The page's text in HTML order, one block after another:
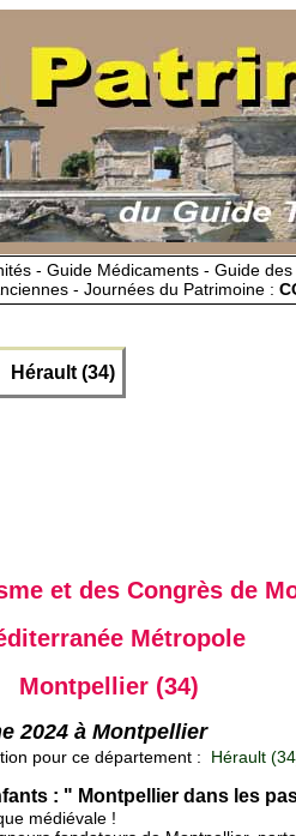
- Guide Médicaments - Guide des
- Journées du Patrimoine :
Hérault (34)
et des Congrès de
Métropole
Montpellier (34)
2024 à Montpellier
pour ce département : Hérault
: " Montpellier dans les
médiévale !